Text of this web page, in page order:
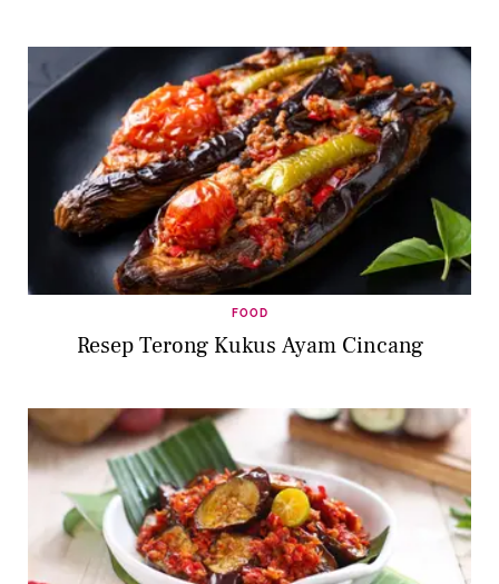
FOOD
Resep Terong Kukus Ayam Cincang